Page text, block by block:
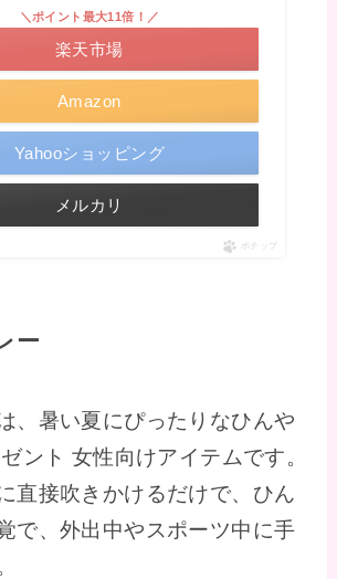
Amazon
＼ポイント最大11倍！／
楽天市場
Yahooショッピング
メルカリ
ポチップ
ー
、暑い夏にぴったりなひんや
ント 女性向けアイテムです。
直接吹きかけるだけで、ひん
で、外出中やスポーツ中に手